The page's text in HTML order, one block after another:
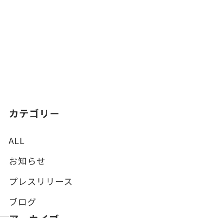
カテゴリー
ALL
お知らせ
プレスリリース
ブログ